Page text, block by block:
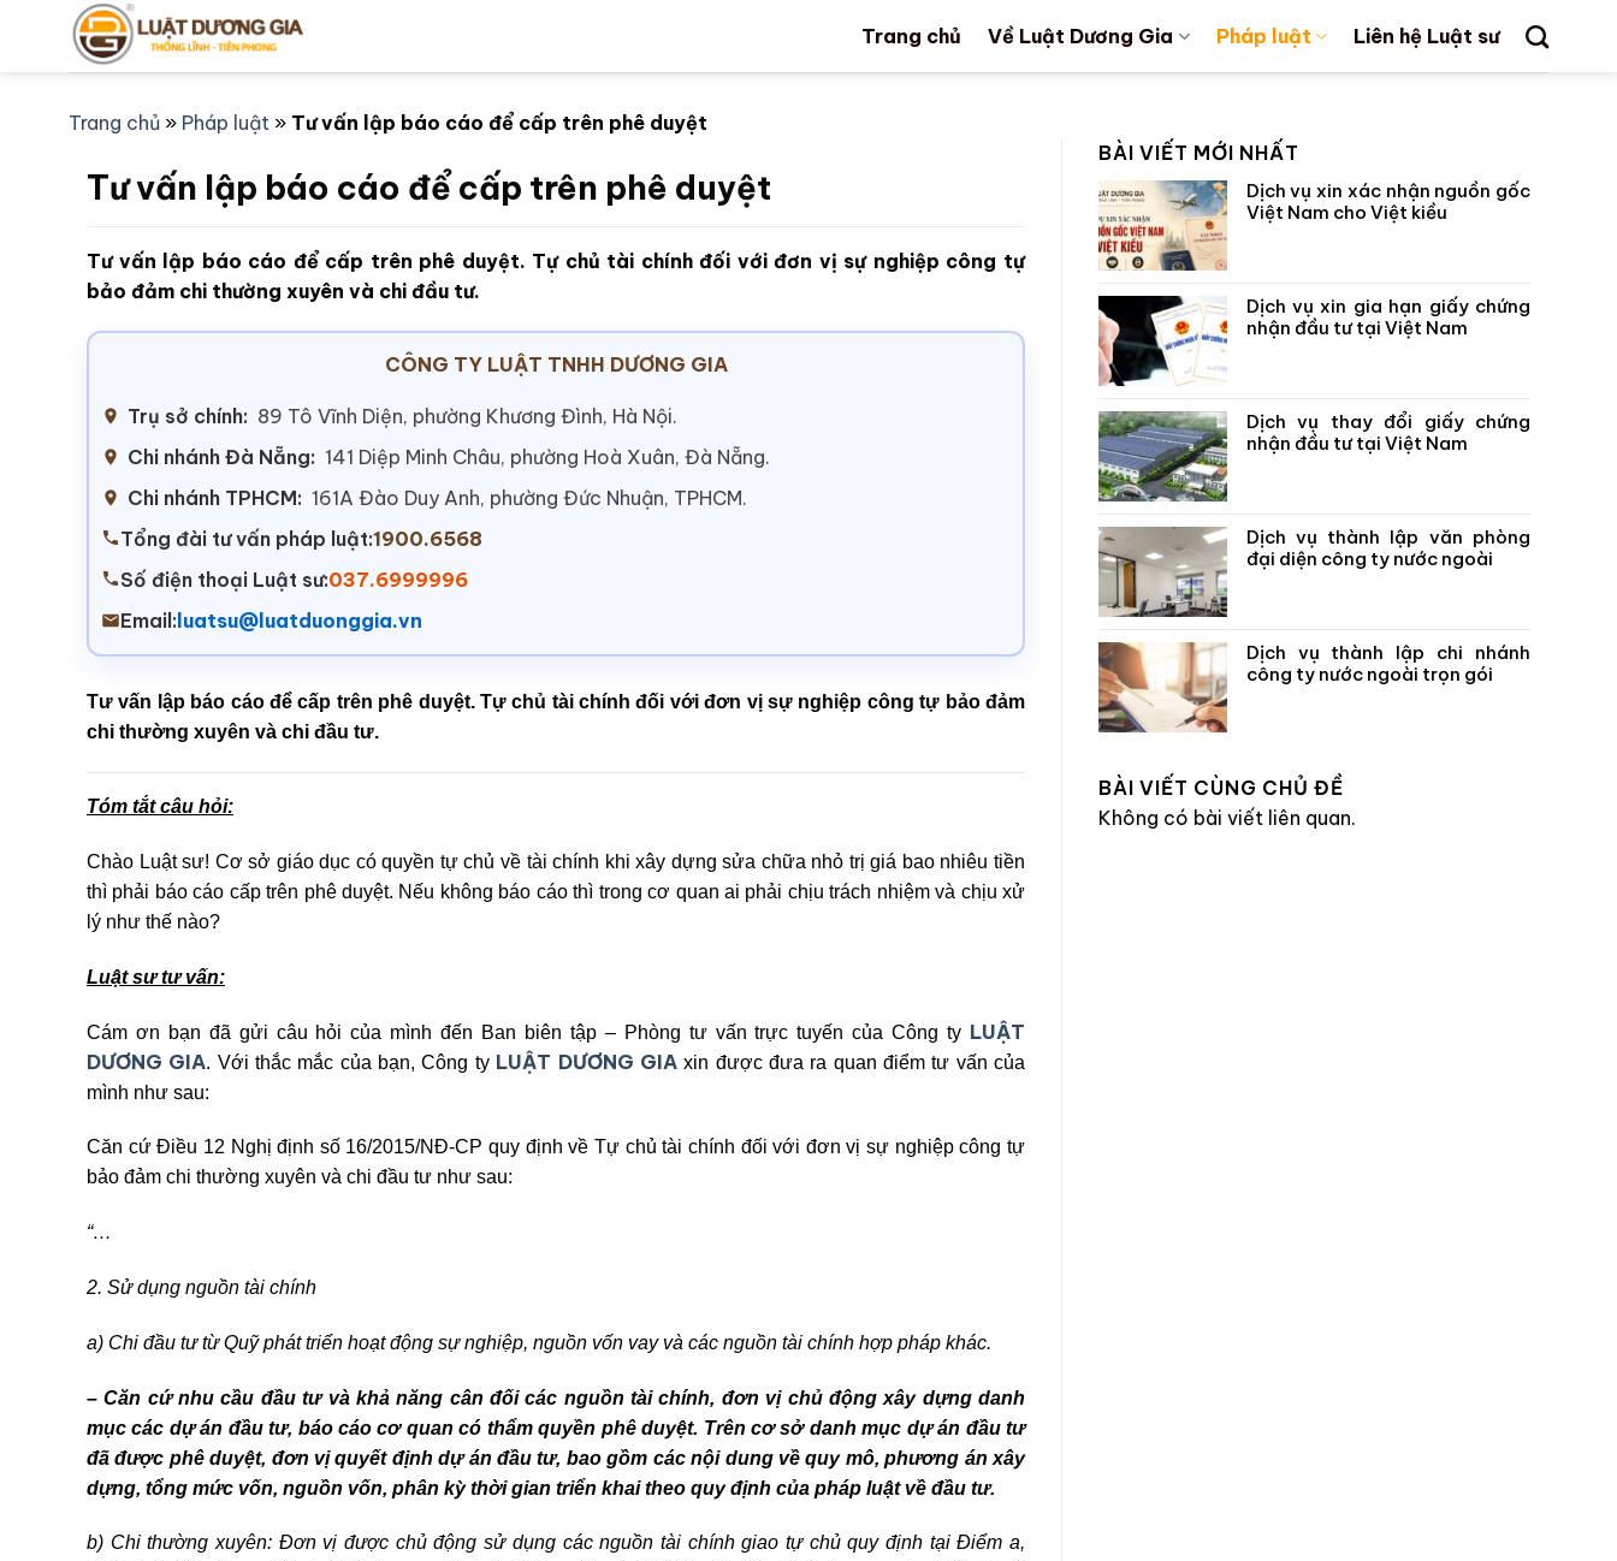
Trang chủ Về Luật Dương Gia Pháp luật Liên hệ Luật sư
Trang chủ » Pháp luật » Tư vấn lập báo cáo để cấp trên phê duyệt
Tư vấn lập báo cáo để cấp trên phê duyệt
Tư vấn lập báo cáo để cấp trên phê duyệt. Tự chủ tài chính đối với đơn vị sự nghiệp công tự
bảo đảm chi thường xuyên và chi đầu tư.
CÔNG TY LUẬT TNHH DƯƠNG GIA
Trụ sở chính: 89 Tô Vĩnh Diện, phường Khương Đình, Hà Nội.
Chi nhánh Đà Nẵng: 141 Diệp Minh Châu, phường Hoà Xuân, Đà Nẵng.
Chi nhánh TPHCM: 161A Đào Duy Anh, phường Đức Nhuận, TPHCM.
Tổng đài tư vấn pháp luật:1900.6568
Số điện thoại Luật sư:037.6999996
Email: luatsu@luatduonggia.vn
Tư vấn lập báo cáo để cấp trên phê duyệt. Tự chủ tài chính đối với đơn vị sự nghiệp công tự bảo đảm
chi thường xuyên và chi đầu tư.
Tóm tắt câu hỏi:
Chào Luật sư! Cơ sở giáo dục có quyền tự chủ về tài chính khi xây dựng sửa chữa nhỏ trị giá bao nhiêu tiền
thì phải báo cáo cấp trên phê duyệt. Nếu không báo cáo thì trong cơ quan ai phải chịu trách nhiệm và chịu xử
lý như thế nào?
Luật sư tư vấn:
Cám ơn bạn đã gửi câu hỏi của mình đến Ban biên tập – Phòng tư vấn trực tuyến của Công ty LUẬT
DƯƠNG GIA. Với thắc mắc của bạn, Công ty LUẬT DƯƠNG GIAxin được đưa ra quan điểm tư vấn của
mình như sau:
Căn cứ Điều 12 Nghị định số 16/2015/NĐ-CP quy định về Tự chủ tài chính đối với đơn vị sự nghiệp công tự
bảo đảm chi thường xuyên và chi đầu tư như sau:
“…
2. Sử dụng nguồn tài chính
a) Chi đầu tư từ Quỹ phát triển hoạt động sự nghiệp, nguồn vốn vay và các nguồn tài chính hợp pháp khác.
– Căn cứ nhu cầu đầu tư và khả năng cân đối các nguồn tài chính, đơn vị chủ động xây dựng danh
mục các dự án đầu tư, báo cáo cơ quan có thẩm quyền phê duyệt. Trên cơ sở danh mục dự án đầu tư
đã được phê duyệt, đơn vị quyết định dự án đầu tư, bao gồm các nội dung về quy mô, phương án xây
dựng, tổng mức vốn, nguồn vốn, phân kỳ thời gian triển khai theo quy định của pháp luật về đầu tư.
b) Chi thường xuyên: Đơn vị được chủ động sử dụng các nguồn tài chính giao tự chủ quy định tại Điểm a,
BÀI VIẾT MỚI NHẤT
Dịch vụ xin xác nhận nguồn gốc
Việt Nam cho Việt kiều
Dịch vụ xin gia hạn giấy chứng
nhận đầu tư tại Việt Nam
Dịch vụ thay đổi giấy chứng
nhận đầu tư tại Việt Nam
Dịch vụ thành lập văn phòng
đại diện công ty nước ngoài
Dịch vụ thành lập chi nhánh
công ty nước ngoài trọn gói
BÀI VIẾT CÙNG CHỦ ĐỀ
Không có bài viết liên quan.